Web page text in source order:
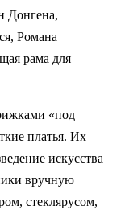
Донгена,
Романа
рама для
«под
платья. Их
искусства
вручную
стеклярусом,